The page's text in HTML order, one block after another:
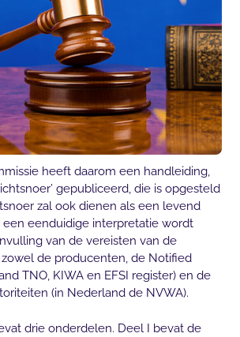
heeft daarom een handleiding,
gepubliceerd, die is opgesteld
zal ook dienen als een levend
eenduidige interpretatie wordt
van de vereisten van de
de producenten, de Notified
TNO, KIWA en EFSI register) en de
(in Nederland de NVWA).
drie onderdelen. Deel I bevat de